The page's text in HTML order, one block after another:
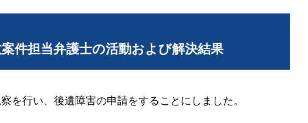
件担当弁護士の活動および解決結果
を行い、後遺障害の申請をすることにしました。